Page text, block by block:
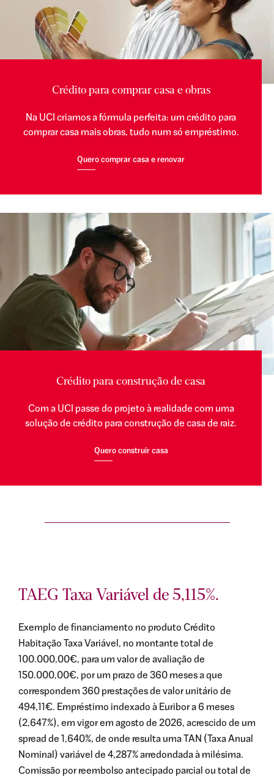
Crédito para comprar casa e obras
Na UCI criamos a fórmula perfeita: um crédito para
comprar casa mais obras, tudo num só empréstimo.
Quero comprar casa e renovar
Crédito para construção de casa
Com a UCI passe do projeto à realidade com uma
solução de crédito para construção de casa de raiz.
Quero construir casa
TAEG Taxa Variável de 5,115%.
Exemplo de financiamento no produto Crédito
Habitação Taxa Variável, no montante total de
100.000,00€, para um valor de avaliação de
150.000,00€, por um prazo de 360 meses a que
correspondem 360 prestações de valor unitário de
494,11€. Empréstimo indexado à Euribor a 6 meses
(2,647%), em vigor em agosto de 2026, acrescido de um
spread de 1,640%, de onde resulta uma TAN (Taxa Anual
Nominal) variável de 4,287% arredondada à milésima.
Comissão por reembolso antecipado parcial ou total de